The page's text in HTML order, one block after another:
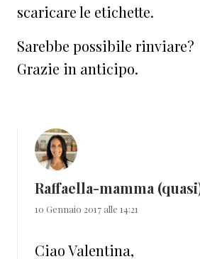
scaricare le etichette.
Sarebbe possibile rinviare?
Grazie in anticipo.
Raffaella-mamma
10 Gennaio 2017 alle 14:21
Ciao Valentina,